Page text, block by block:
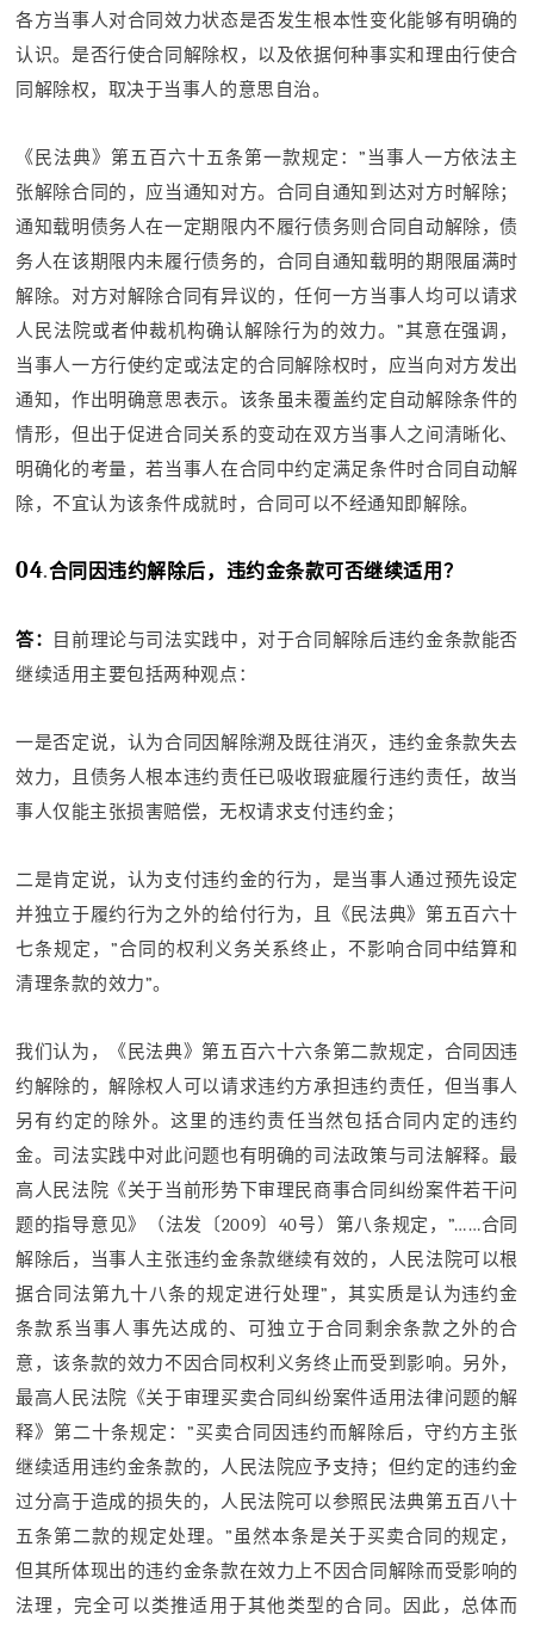
各方当事人对合同效力状态是否发生根本性变化能够有明确的
认识。是否行使合同解除权，以及依据何种事实和理由行使合
同解除权，取决于当事人的意思自治。
《民法典》第五百六十五条第一款规定：”当事人一方依法主
张解除合同的，应当通知对方。合同自通知到达对方时解除；
通知载明债务人在一定期限内不履行债务则合同自动解除，债
务人在该期限内未履行债务的，合同自通知载明的期限届满时
解除。对方对解除合同有异议的，任何一方当事人均可以请求
人民法院或者仲裁机构确认解除行为的效力。”其意在强调，
当事人一方行使约定或法定的合同解除权时，应当向对方发出
通知，作出明确意思表示。该条虽未覆盖约定自动解除条件的
情形，但出于促进合同关系的变动在双方当事人之间清晰化、
明确化的考量，若当事人在合同中约定满足条件时合同自动解
除，不宜认为该条件成就时，合同可以不经通知即解除。
04.合同因违约解除后，违约金条款可否继续适用？
答：
目前理论与司法实践中，对于合同解除后违约金条款能否
继续适用主要包括两种观点：
一是否定说，认为合同因解除溯及既往消灭，违约金条款失去
效力，且债务人根本违约责任已吸收瑕疵履行违约责任，故当
事人仅能主张损害赔偿，无权请求支付违约金；
二是肯定说，认为支付违约金的行为，是当事人通过预先设定
并独立于履约行为之外的给付行为，且《民法典》第五百六十
七条规定，”合同的权利义务关系终止，不影响合同中结算和
清理条款的效力”。
我们认为，《民法典》第五百六十六条第二款规定，合同因违
约解除的，解除权人可以请求违约方承担违约责任，但当事人
另有约定的除外。这里的违约责任当然包括合同内定的违约
金。司法实践中对此问题也有明确的司法政策与司法解释。最
高人民法院《关于当前形势下审理民商事合同纠纷案件若干问
题的指导意见》（法发〔2009〕40号）第八条规定，”……合同
解除后，当事人主张违约金条款继续有效的，人民法院可以根
据合同法第九十八条的规定进行处理”，其实质是认为违约金
条款系当事人事先达成的、可独立于合同剩余条款之外的合
意，该条款的效力不因合同权利义务终止而受到影响。另外，
最高人民法院《关于审理买卖合同纠纷案件适用法律问题的解
释》第二十条规定：”买卖合同因违约而解除后，守约方主张
继续适用违约金条款的，人民法院应予支持；但约定的违约金
过分高于造成的损失的，人民法院可以参照民法典第五百八十
五条第二款的规定处理。”虽然本条是关于买卖合同的规定，
但其所体现出的违约金条款在效力上不因合同解除而受影响的
法理，完全可以类推适用于其他类型的合同。因此，总体而